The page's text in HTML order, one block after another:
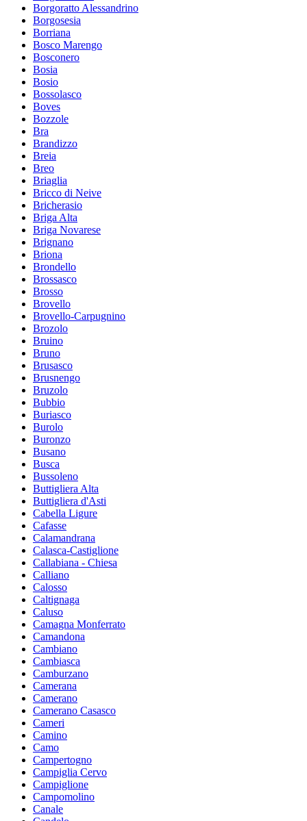
Borgoratto Alessandrino
Borgosesia
Borriana
Bosco Marengo
Bosconero
Bosia
Bosio
Bossolasco
Boves
Bozzole
Bra
Brandizzo
Breia
Breo
Briaglia
Bricco di Neive
Bricherasio
Briga Alta
Briga Novarese
Brignano
Briona
Brondello
Brossasco
Brosso
Brovello
Brovello-Carpugnino
Brozolo
Bruino
Bruno
Brusasco
Brusnengo
Bruzolo
Bubbio
Buriasco
Burolo
Buronzo
Busano
Busca
Bussoleno
Buttigliera Alta
Buttigliera d'Asti
Cabella Ligure
Cafasse
Calamandrana
Calasca-Castiglione
Callabiana - Chiesa
Calliano
Calosso
Caltignaga
Caluso
Camagna Monferrato
Camandona
Cambiano
Cambiasca
Camburzano
Camerana
Camerano
Camerano Casasco
Cameri
Camino
Camo
Campertogno
Campiglia Cervo
Campiglione
Campomolino
Canale